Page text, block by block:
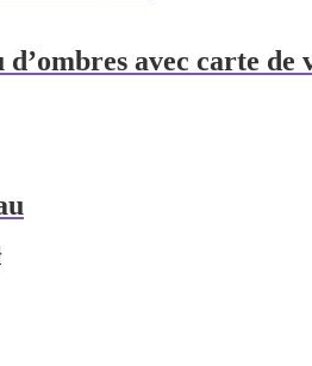
d’ombres avec carte de